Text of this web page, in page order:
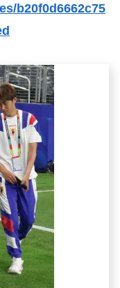
b20f0d6662c75